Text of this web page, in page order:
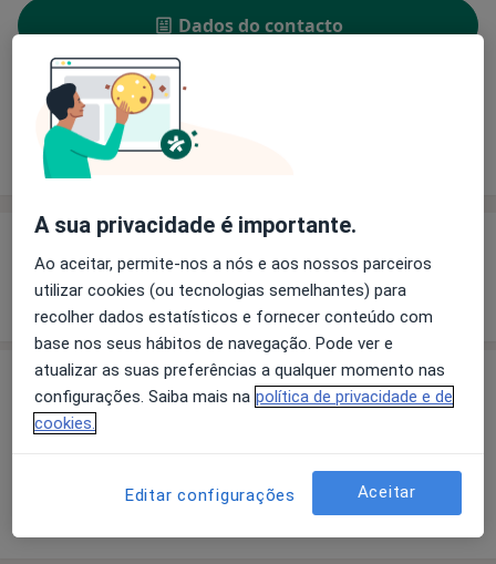
Dados do contacto
Solicite um atendimento
Experiência Preços
Experiência
Mostrar mais detalhes
sobre a experiência
Preços
Sem informação sobre serviços e preços
informação sobre serviços
A sua privacidade é importante.
Ao aceitar, permite-nos a nós e aos nossos parceiros
utilizar cookies (ou tecnologias semelhantes) para
recolher dados estatísticos e fornecer conteúdo com
base nos seus hábitos de navegação. Pode ver e
atualizar as suas preferências a qualquer momento nas
configurações. Saiba mais na política de privacidade e de
cookies.
Editar configurações Aceitar